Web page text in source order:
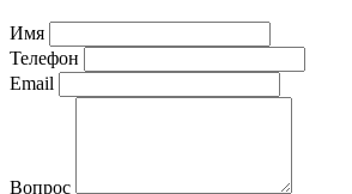
Имя
Телефон
Email
Вопрос